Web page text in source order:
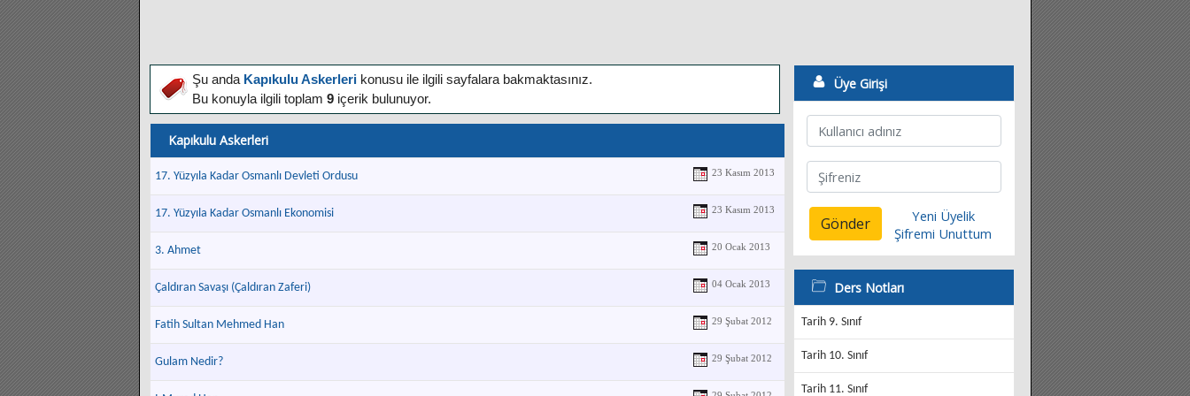
Şu anda Kapıkulu Askerleri konusu ile ilgili sayfalara bakmaktasınız.
Bu konuyla ilgili toplam 9 içerik bulunuyor.
Kapıkulu Askerleri
17. Yüzyıla Kadar Osmanlı Devleti Ordusu 23 Kasım 2013
17. Yüzyıla Kadar Osmanlı Ekonomisi 23 Kasım 2013
3. Ahmet 20 Ocak 2013
Çaldıran Savaşı (Çaldıran Zaferi) 04 Ocak 2013
Fatih Sultan Mehmed Han 29 Şubat 2012
Gulam Nedir? 29 Şubat 2012
Üye Girişi
Gönder
Yeni Üyelik
Şifremi Unuttum
Ders Notları
Tarih 9. Sınıf
Tarih 10. Sınıf
Tarih 11. Sınıf